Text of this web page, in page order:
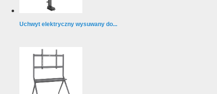
Uchwyt elektryczny wysuwany do...